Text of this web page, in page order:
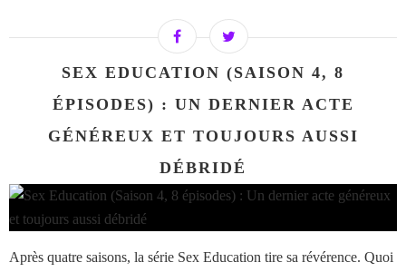
SEX EDUCATION (SAISON 4, 8
ÉPISODES) : UN DERNIER ACTE
GÉNÉREUX ET TOUJOURS AUSSI
DÉBRIDÉ
Après quatre saisons, la série Sex Education tire sa révérence. Quoi